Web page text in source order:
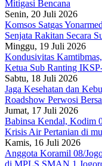
Mitigasi Bencana
Senin, 20 Juli 2026
Komsos Satgas
Senjata Rakitan Secara
Minggu, 19 Juli 2026
Kondusivitas
Ketua Sub Ranting
Sabtu, 18 Juli 2026
Jaga Kesehatan dan
Roadshow Perwosi
Jumat, 17 Juli 2026
Babinsa Kendal, Kodim
Krisis Air Pertanian di
Kamis, 16 Juli 2026
Anggota Koramil 08/
di MPLS SMAN 1